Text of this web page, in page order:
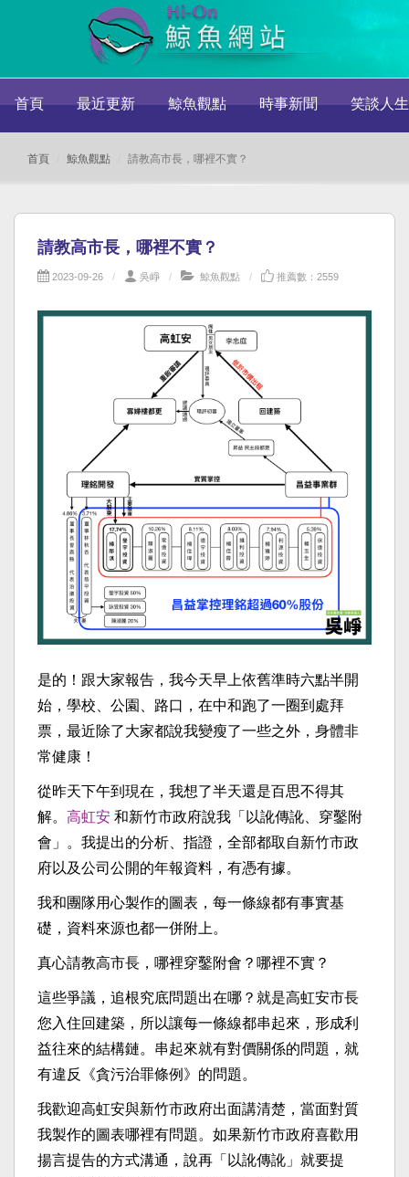
首頁 最近更新 鯨魚觀點 時事新聞 笑談人生
首頁 鯨魚觀點 請教高市長，哪裡不實？
請教高市長，哪裡不實？
2023-09-26 吳崢 鯨魚觀點 推薦數：2559
是的！跟大家報告，我今天早上依舊準時六點半開
始，學校、公園、路口，在中和跑了一圈到處拜
票，最近除了大家都說我變瘦了一些之外，身體非
常健康！
從昨天下午到現在，我想了半天還是百思不得其
解。 高虹安 和新竹市政府說我「以訛傳訛、穿鑿附
會」。我提出的分析、指證，全部都取自新竹市政
府以及公司公開的年報資料，有憑有據。
我和團隊用心製作的圖表，每一條線都有事實基
礎，資料來源也都一併附上。
真心請教高市長，哪裡穿鑿附會？哪裡不實？
這些爭議，追根究底問題出在哪？就是高虹安市長
您入住回建築，所以讓每一條線都串起來，形成利
益往來的結構鏈。串起來就有對價關係的問題，就
有違反《貪污治罪條例》的問題。
我歡迎高虹安與新竹市政府出面講清楚，當面對質
我製作的圖表哪裡有問題。如果新竹市政府喜歡用
揚言提告的方式溝通，說再「以訛傳訛」就要提